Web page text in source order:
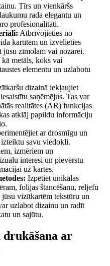
Tīrs un vienkāršs
rada elegantu un
profesionalitāti.
Atbrīvojieties no
kartītēm un izvēlieties
jūsu zīmolam vai nozarei.
metāls, koks vai
elementu un uzlabotu
dizainā iekļaujiet
saņēmējus. Tas var
realitātes (AR) funkcijas
atklāj papildu informāciju
ar drosmīgu un
savu viedokli.
izmēriem un
interesi un pievērstu
uz kartes.
Izpētiet unikālas
folijas štancēšanu, reljefu
vizītkartēm tekstūru un
uzlabot dizainu un radīt
un sajūtu.
ar